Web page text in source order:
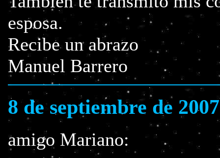
esposa.
Recibe un abrazo
Manuel Barrero
8 de septiembre de 2007
amigo Mariano: